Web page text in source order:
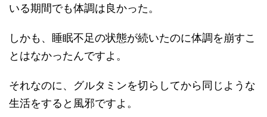
いる期間でも体調は良かった。
しかも、睡眠不足の状態が続いたのに体調を崩すこ
とはなかったんですよ。
それなのに、グルタミンを切らしてから同じような
生活をすると風邪ですよ。